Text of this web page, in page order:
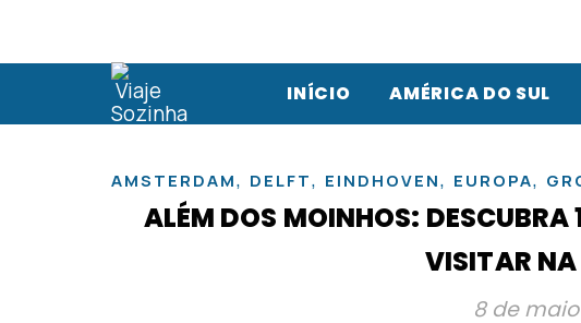
INÍCIO AMÉRICA DO SUL
AMSTERDAM, DELFT, EINDHOVEN, EUROPA,
ALÉM DOS MOINHOS:
VISITAR
8 de